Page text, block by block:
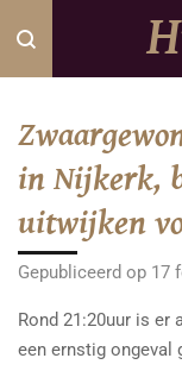
Ga
direct
hoofdinhoud
in Nijkerk,
uitwijken
Gepubliceerd op 17
Rond 21:20uur is er
een ernstig ongeval